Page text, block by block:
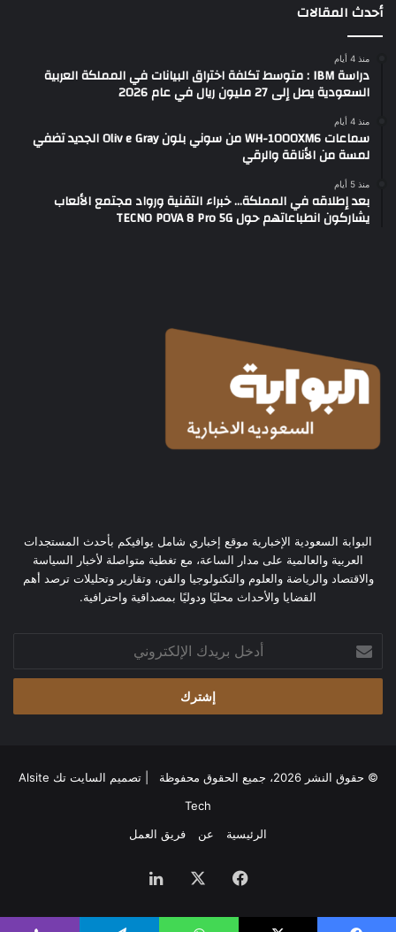
أحدث المقالات
منذ 4 أيام
دراسة IBM : متوسط تكلفة اختراق البيانات في المملكة العربية
السعودية يصل إلى 27 مليون ريال في عام 2026
منذ 4 أيام
سماعات WH-1000XM6 من سوني بلون Oliv e Gray الجديد تضفي
لمسة من الأناقة والرقي
منذ 5 أيام
بعد إطلاقه في المملكة… خبراء التقنية ورواد مجتمع الألعاب
يشاركون انطباعاتهم حول TECNO POVA 8 Pro 5G
البوابة السعودية الإخبارية موقع إخباري شامل يوافيكم بأحدث المستجدات
العربية والعالمية على مدار الساعة، مع تغطية متواصلة لأخبار السياسة
والاقتصاد والرياضة والعلوم والتكنولوجيا والفن، وتقارير وتحليلات ترصد أهم
القضايا والأحداث محليًا ودوليًا بمصداقية واحترافية.
بريدك
الإلكتروني
© حقوق النشر 2026، جميع الحقوق محفوظة | تصميم
السايت تك Alsite
Tech
الرئيسية
عن فريق العمل
فيسبوك لينكدإن